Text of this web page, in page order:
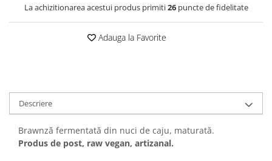
La achizitionarea acestui produs primiti26puncte de fidelitate
Adauga la Favorite
Descriere
Brawnză fermentată din nuci de caju, maturată.
Produs de post, raw vegan, artizanal.